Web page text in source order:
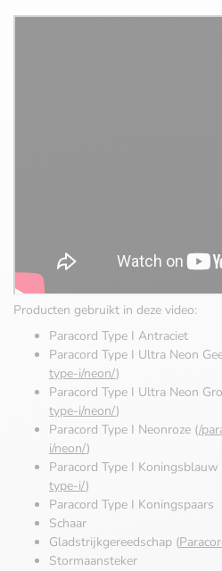
Producten gebruikt in deze video:
Paracord Type I Antraciet
Paracord Type I Ultra Neon
type-i/neon/)
Paracord Type I Ultra Neon
type-i/neon/)
Paracord Type I Neonroze (/
i/neon/)
Paracord Type I Koningsblauw
type-i/)
Paracord Type I Koningspaars
Schaar
Gladstrijkgereedschap (
Stormaansteker